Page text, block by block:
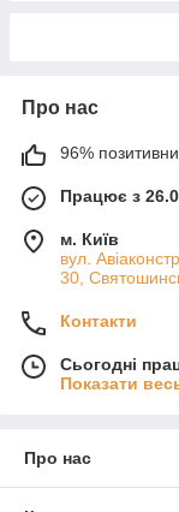
Про нас
96%
Працює з
м. Київ
вул.
30,
Контакти
Сьогодні
Показати
Про нас